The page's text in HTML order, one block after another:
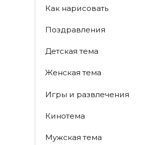
Как нарисовать
Поздравления
Детская тема
Женская тема
Игры и развлечения
Кинотема
Мужская тема